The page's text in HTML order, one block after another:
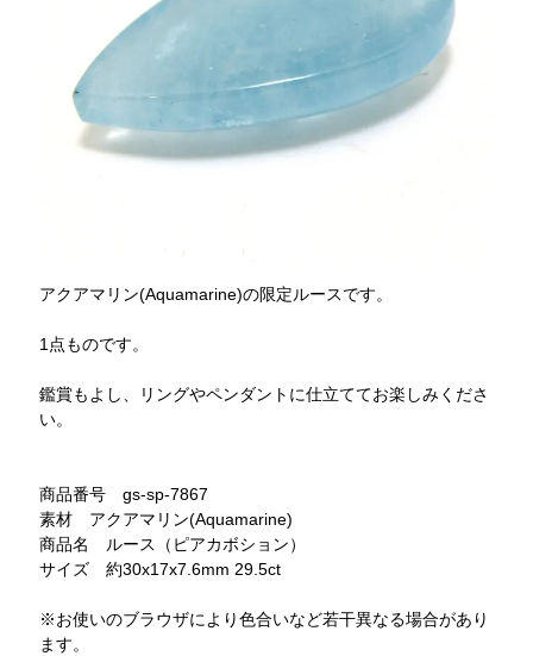
アクアマリン(Aquamarine)の限定ルースです。
1点ものです。
鑑賞もよし、リングやペンダントに仕立ててお楽しみくださ
い。
商品番号 gs-sp-7867
素材 アクアマリン(Aquamarine)
商品名 ルース（ピアカボション）
サイズ 約30x17x7.6mm 29.5ct
※お使いのブラウザにより色合いなど若干異なる場合があり
ます。